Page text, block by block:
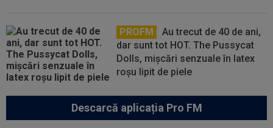
PROFM
Au trecut de 40 de ani,
dar sunt tot HOT. The Pussycat
Dolls, mișcări senzuale în latex
roșu lipit de piele
Descarcă aplicația Pro FM